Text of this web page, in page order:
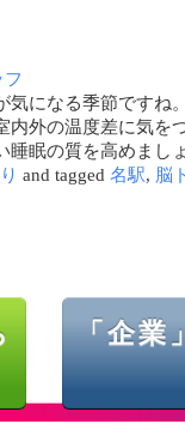
フ
気になる季節ですね
内外の温度差に気を
眠の質を高めましょ
and tagged 名駅, 脳
「企業